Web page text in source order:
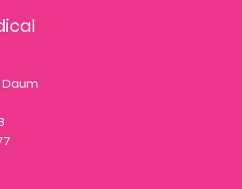
Daum